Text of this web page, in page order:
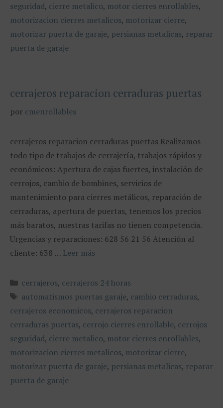
seguridad, cierre metalico, motor cierres enrollables,
motorizacion cierres metalicos, motorizar cierre,
motorizar puerta de garaje, persianas metalicas, reparar
puerta de garaje
cerrajeros reparacion cerraduras puertas
por cmenrollables
cerrajeros reparacion cerraduras puertas Realizamos
todo tipo de trabajos de cerrajería, trabajos rápidos y
económicos: Apertura de cajas fuertes, instalación de
cerrojos, cambio de bombines, servicios de
mantenimiento para cierres metálicos, reparación de
cerraduras, apertura de puertas, tenemos los precios
más baratos, nuestras tarifas no tienen competencia.
Urgencias y reparaciones: 628 56 21 56 Atención al
cliente: 638 … Leer más
Categorías
cerrajeros, cerrajeros 24 horas
Etiquetas
automatismos puertas garaje, cambio cerraduras,
cerrajeros economicos, cerrajeros reparacion
cerraduras puertas, cerrojo cierres enrollable, cerrojos
seguridad, cierre metalico, motor cierres enrollables,
motorizacion cierres metalicos, motorizar cierre,
motorizar puerta de garaje, persianas metalicas, reparar
puerta de garaje